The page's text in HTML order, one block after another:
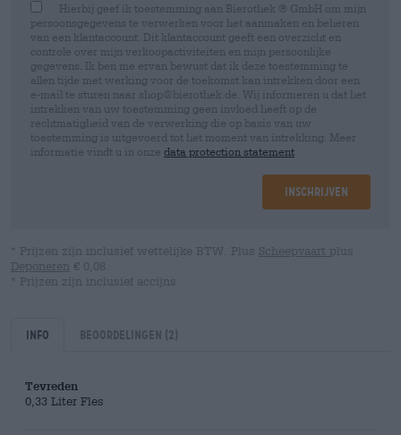
Hierbij geef ik toestemming aan Bierothek ® GmbH om mijn
persoonsgegevens te verwerken voor het aanmaken en beheren
van een klantaccount. Dit klantaccount geeft een overzicht en
controle over mijn verkoopactiviteiten en mijn persoonlijke
gegevens. Ik ben me ervan bewust dat ik deze toestemming te
allen tijde met werking voor de toekomst kan intrekken door een
e-mail te sturen naar shop@bierothek.de. Wij informeren u dat het
intrekken van uw toestemming geen invloed heeft op de
rechtmatigheid van de verwerking die op basis van uw
toestemming is uitgevoerd tot het moment van intrekking. Meer
informatie vindt u in onze data protection statement
Inschrijven
* Prijzen zijn inclusief wettelijke BTW. Plus Scheepvaart plus
Deponeren € 0,08
* Prijzen zijn inclusief accijns
Info Beoordelingen (2)
Tevreden
0,33 Liter Fles